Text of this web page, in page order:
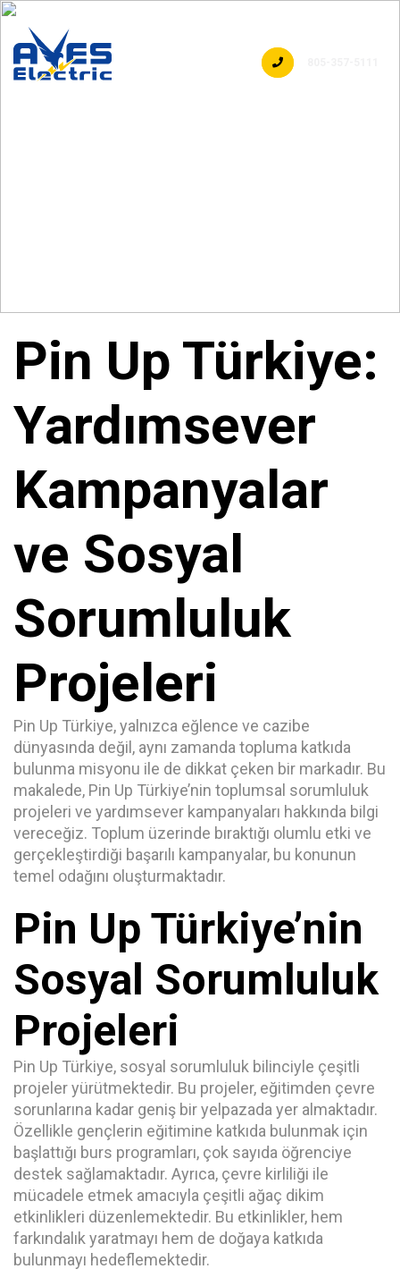
Pin Up Türkiye:
Yardımsever
Kampanyalar
ve Sosyal
Sorumluluk
Projeleri
Pin Up Türkiye, yalnızca eğlence ve cazibe
dünyasında değil, aynı zamanda topluma katkıda
bulunma misyonu ile de dikkat çeken bir markadır. Bu
makalede, Pin Up Türkiye’nin toplumsal sorumluluk
projeleri ve yardımsever kampanyaları hakkında bilgi
vereceğiz. Toplum üzerinde bıraktığı olumlu etki ve
gerçekleştirdiği başarılı kampanyalar, bu konunun
temel odağını oluşturmaktadır.
Pin Up Türkiye’nin
Sosyal Sorumluluk
Projeleri
Pin Up Türkiye, sosyal sorumluluk bilinciyle çeşitli
projeler yürütmektedir. Bu projeler, eğitimden çevre
sorunlarına kadar geniş bir yelpazada yer almaktadır.
Özellikle gençlerin eğitimine katkıda bulunmak için
başlattığı burs programları, çok sayıda öğrenciye
destek sağlamaktadır. Ayrıca, çevre kirliliği ile
mücadele etmek amacıyla çeşitli ağaç dikim
etkinlikleri düzenlemektedir. Bu etkinlikler, hem
farkındalık yaratmayı hem de doğaya katkıda
bulunmayı hedeflemektedir.